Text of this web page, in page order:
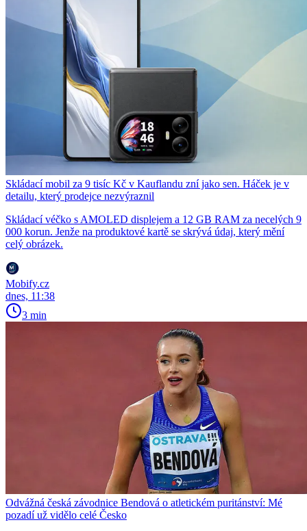
Skládací mobil za 9 tisíc Kč v Kauflandu zní jako sen. Háček je v
detailu, který prodejce nezvýraznil
Skládací véčko s AMOLED displejem a 12 GB RAM za necelých 9
000 korun. Jenže na produktové kartě se skrývá údaj, který mění
celý obrázek.
Mobify.cz
dnes, 11:38
3 min
Odvážná česká závodnice Bendová o atletickém puritánství: Mé
pozadí už vidělo celé Česko